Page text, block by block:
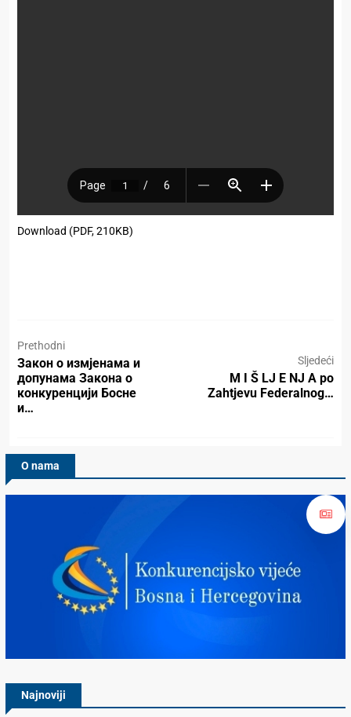
Download (PDF, 210KB)
Prethodni
Закон о измјенама и
допунама Закона о
конкуренцији Босне
и…
Sljedeći
M I Š LJ E NJ A po
Zahtjevu Federalnog…
O nama
Najnoviji